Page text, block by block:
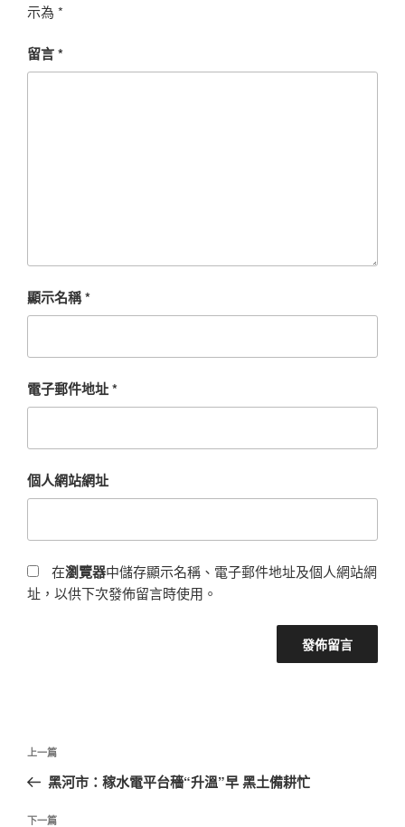
示為 *
留言*
顯示名稱*
電子郵件地址*
個人網站網址
在瀏覽器中儲存顯示名稱、電子郵件地址及個人網站網
址，以供下次發佈留言時使用。
文
導
覽
上
一
文
上一篇
黑河市：稼水電平台穡“升溫”早 黑土備耕忙
下
下一篇